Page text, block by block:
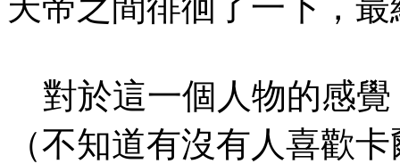
對於這一個人物的感覺
（不知道有沒有人喜歡